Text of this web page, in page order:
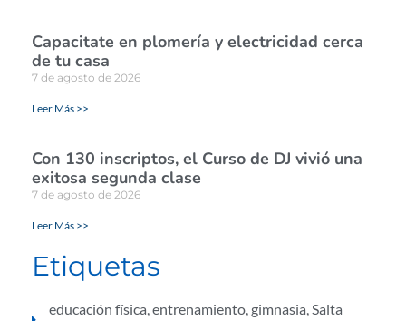
Capacitate en plomería y electricidad cerca
de tu casa
7 de agosto de 2026
Leer Más >>
Con 130 inscriptos, el Curso de DJ vivió una
exitosa segunda clase
7 de agosto de 2026
Leer Más >>
Etiquetas
educación física,entrenamiento, gimnasia,Salta